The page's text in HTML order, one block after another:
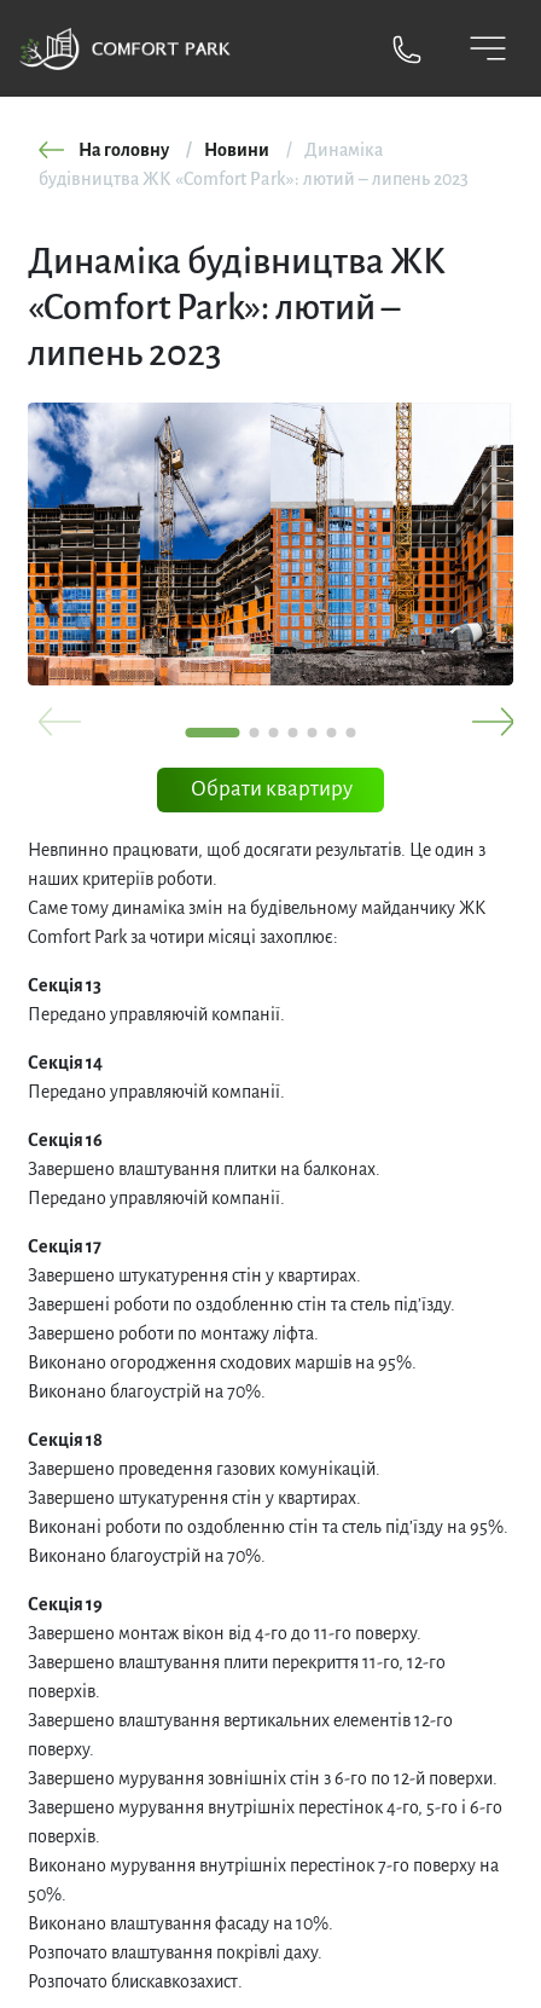
На головну Новини
Динаміка
будівництва ЖК «Comfort Park»: лютий – липень 2023
Динаміка будівництва ЖК
«Comfort Park»: лютий –
липень 2023
Обрати квартиру
Невпинно працювати, щоб досягати результатів. Це один з
наших критеріїв роботи.
Саме тому динаміка змін на будівельному майданчику ЖК
Comfort Park за чотири місяці захоплює:
Секція 13
Передано управляючій компанії.
Секція 14
Передано управляючій компанії.
Секція 16
Завершено влаштування плитки на балконах.
Передано управляючій компанії.
Секція 17
Завершено штукатурення стін у квартирах.
Завершені роботи по оздобленню стін та стель під’їзду.
Завершено роботи по монтажу ліфта.
Виконано огородження сходових маршів на 95%.
Виконано благоустрій на 70%.
Секція 18
Завершено проведення газових комунікацій.
Завершено штукатурення стін у квартирах.
Виконані роботи по оздобленню стін та стель під’їзду на 95%.
Виконано благоустрій на 70%.
Секція 19
Завершено монтаж вікон від 4-го до 11-го поверху.
Завершено влаштування плити перекриття 11-го, 12-го
поверхів.
Завершено влаштування вертикальних елементів 12-го
поверху.
Завершено мурування зовнішніх стін з 6-го по 12-й поверхи.
Завершено мурування внутрішніх перестінок 4-го, 5-го і 6-го
поверхів.
Виконано мурування внутрішніх перестінок 7-го поверху на
50%.
Виконано влаштування фасаду на 10%.
Розпочато влаштування покрівлі даху.
Розпочато блискавкозахист.